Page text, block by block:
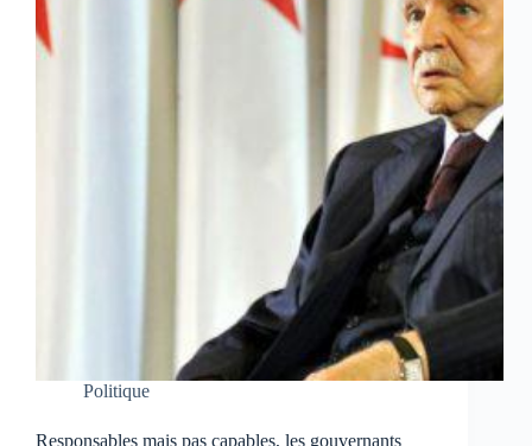
Politique
Responsables mais pas capables, les gouvernants